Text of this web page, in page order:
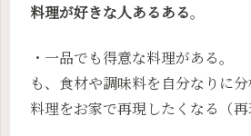
料理が好きな人あるある。
・一品でも得意な料理がある。
も、食材や調味料を自分なりに
料理をお家で再現したくなる（